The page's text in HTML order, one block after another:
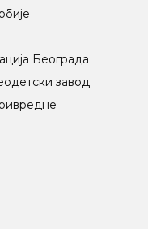
Београда
завод